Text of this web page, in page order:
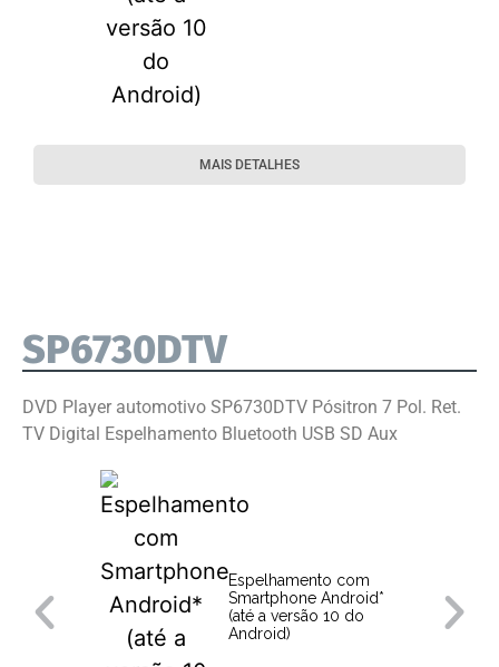
MAIS DETALHES
SP6730DTV
DVD Player automotivo SP6730DTV Pósitron 7 Pol. Ret.
TV Digital Espelhamento Bluetooth USB SD Aux
Espelhamento com
Smartphone Android*
(até a versão 10 do
Android)